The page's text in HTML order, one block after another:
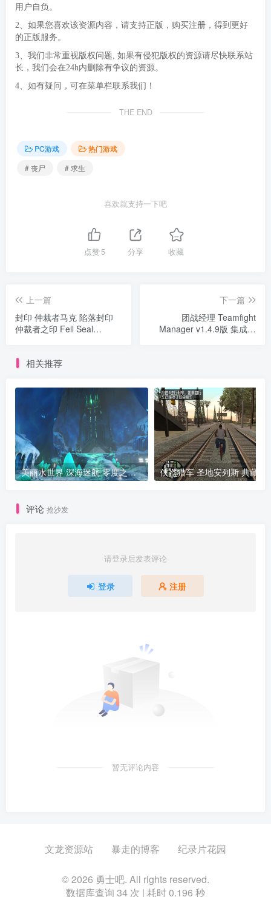
用户自负。
2、如果您喜欢该资源内容，请支持正版，购买注册，得到更好
的正版服务。
3、我们非常重视版权问题, 如果有侵犯版权的资源请尽快联系站
长，我们会在24h内删除有争议的资源。
4、如有疑问，可在菜单栏联系我们！
THE END
PC游戏
热门游戏
# 丧尸
# 求生
喜欢就支持一下吧
点赞5 分享 收藏
上一篇
封印 仲裁者马克 陷落封印
仲裁者之印 Fell Seal
下一篇
团战经理 Teamfight
Manager v1.4.9版 集成全
相关推荐
美丽水世界 深海迷航 零度之下 Subnautica Below Zero v49565 Subnautica v71744
评论 抢沙发
请登录后发表评论
登录 注册
暂无评论内容
文龙资源站 暴走的博客 纪录片花园
© 2026 勇士吧. All rights reserved.
数据库查询 34 次 | 耗时 0.196 秒